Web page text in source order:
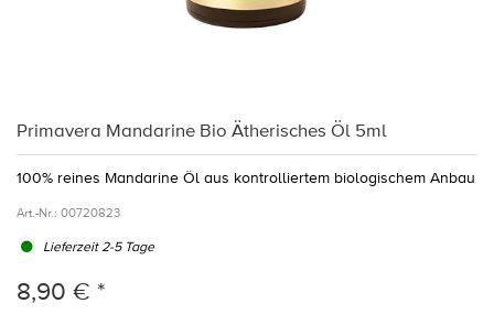
Primavera Mandarine Bio Ätherisches Öl 5ml
100% reines Mandarine Öl aus kontrolliertem biologischem Anbau
Art.-Nr.: 00720823
Lieferzeit 2-5 Tage
8,90 € *